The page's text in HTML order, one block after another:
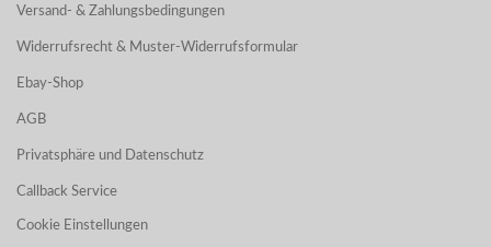
Versand- & Zahlungsbedingungen
Widerrufsrecht & Muster-Widerrufsformular
Ebay-Shop
AGB
Privatsphäre und Datenschutz
Callback Service
Cookie Einstellungen